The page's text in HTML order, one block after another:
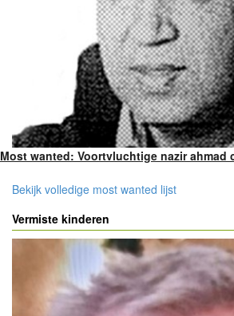
Most wanted: Voortvluchtige nazir ahmad
Bekijk volledige most wanted lijst
Vermiste kinderen